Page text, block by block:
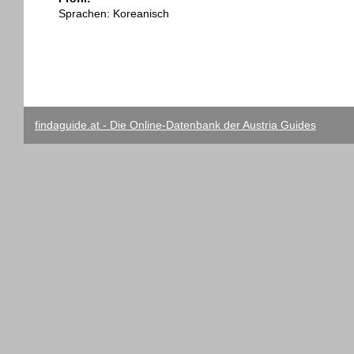
Sprachen: Koreanisch
findaguide.at - Die Online-Datenbank der Austria Guides